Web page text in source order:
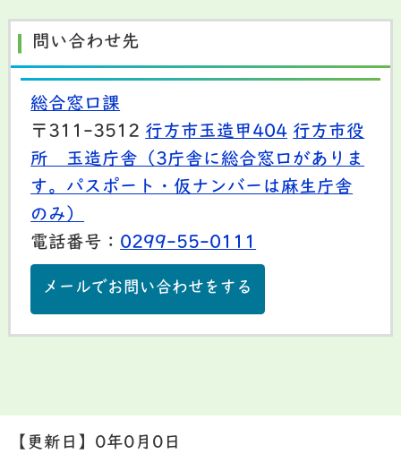
問い合わせ先
総合窓口課
〒311-3512 行方市玉造甲404 行方市役
所 玉造庁舎（3庁舎に総合窓口がありま
す。パスポート・仮ナンバーは麻生庁舎
のみ）
電話番号： 0299-55-0111
メールでお問い合わせをする
【更新日】 0年0月0日